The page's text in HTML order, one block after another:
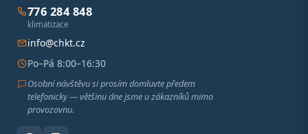
776 284 848
klimatizace
info@chkt.cz
Po–Pá 8:00–16:30
Osobní návštěvu si prosím domluvte předem
telefonicky — většinu dne jsme u zákazníků mimo
provozovnu.